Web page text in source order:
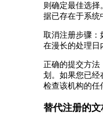
则确定最佳选
据已存在于系统
取消注册步骤：
在漫长的处理日
正确的提交方
划。如果您已经
检查该机构的任
替代注册的